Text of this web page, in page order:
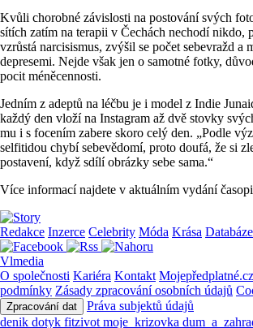
Kvůli chorobné závislosti na postování svých
sítích zatím na terapii v Čechách nechodí nikdo,
vzrůstá narcisismus, zvýšil se počet sebevražd a
depresemi. Nejde však jen o samotné fotky,
pocit méněcennosti.
Jedním z adeptů na léčbu je i model z Indie
každý den vloží na Instagram až dvě stovky
mu i s focením zabere skoro celý den. „Podle
selfitidou chybí sebevědomí, proto doufá, že si
postavení, když sdílí obrázky sebe sama.“
Více informací najdete v aktuálním vydání
Redakce Inzerce Celebrity Móda Krása
Vlmedia
O společnosti Kariéra Kontakt Mojepředplatné.cz
podmínky Zásady zpracování osobních údajů
Zpracování dat
Práva subjektů údajů
denik dotyk fitzivot moje_krizovka